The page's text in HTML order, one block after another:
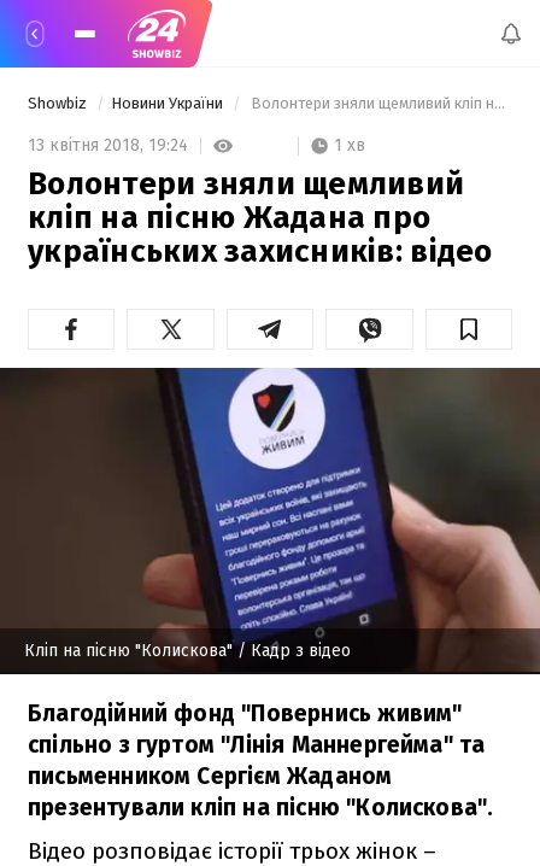
Showbiz Новини України Волонтери зняли щемливий кліп на пісню Жадана про українських захисників: відео
13 квітня 2018, 19:24 1 хв
Волонтери зняли щемливий
кліп на пісню Жадана про
українських захисників: відео
Кліп на пісню "Колискова"/ Кадр з відео
Благодійний фонд "Повернись живим"
спільно з гуртом "Лінія Маннергейма" та
письменником Сергієм Жаданом
презентували кліп на пісню "Колискова".
Відео розповідає історії трьох жінок –